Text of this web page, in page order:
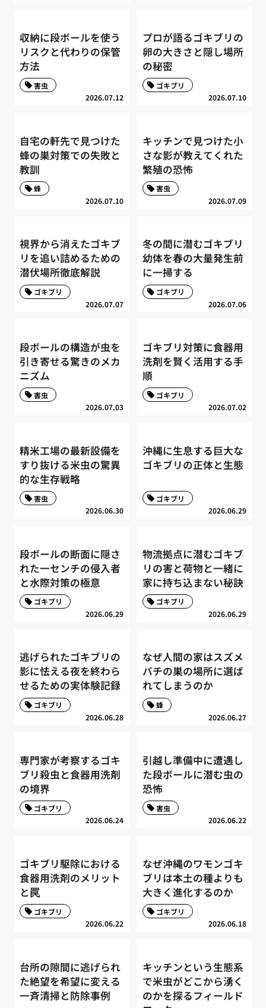
収納に段ボールを使う
リスクと代わりの保管
方法
2026.07.12
害虫
プロが語るゴキブリの
卵の大きさと隠し場所
の秘密
2026.07.10
ゴキブリ
自宅の軒先で見つけた
蜂の巣対策での失敗と
教訓
2026.07.10
蜂
キッチンで見つけた小
さな影が教えてくれた
繁殖の恐怖
2026.07.09
害虫
視界から消えたゴキブ
リを追い詰めるための
潜伏場所徹底解説
2026.07.07
ゴキブリ
冬の間に潜むゴキブリ
幼体を春の大量発生前
に一掃する
2026.07.06
ゴキブリ
段ボールの構造が虫を
引き寄せる驚きのメカ
ニズム
2026.07.03
害虫
ゴキブリ対策に食器用
洗剤を賢く活用する手
順
2026.07.02
ゴキブリ
精米工場の最新設備を
すり抜ける米虫の驚異
的な生存戦略
2026.06.30
害虫
沖縄に生息する巨大な
ゴキブリの正体と生態
2026.06.29
ゴキブリ
段ボールの断面に隠さ
れた一センチの侵入者
と水際対策の極意
2026.06.29
ゴキブリ
物流拠点に潜むゴキブ
リの害と荷物と一緒に
家に持ち込まない秘訣
2026.06.29
ゴキブリ
逃げられたゴキブリの
影に怯える夜を終わら
せるための実体験記録
2026.06.28
ゴキブリ
なぜ人間の家はスズメ
バチの巣の場所に選ば
れてしまうのか
2026.06.27
蜂
専門家が考察するゴキ
ブリ殺虫と食器用洗剤
の境界
2026.06.24
ゴキブリ
引越し準備中に遭遇し
た段ボールに潜む虫の
恐怖
2026.06.22
害虫
ゴキブリ駆除における
食器用洗剤のメリット
と罠
2026.06.22
ゴキブリ
なぜ沖縄のワモンゴキ
ブリは本土の種よりも
大きく進化するのか
2026.06.18
ゴキブリ
台所の隙間に逃げられ
た絶望を希望に変える
一斉清掃と防除事例
キッチンという生態系
で米虫がどこから湧く
のかを探るフィールド